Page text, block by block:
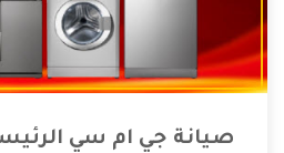
صيانة جي ام سي